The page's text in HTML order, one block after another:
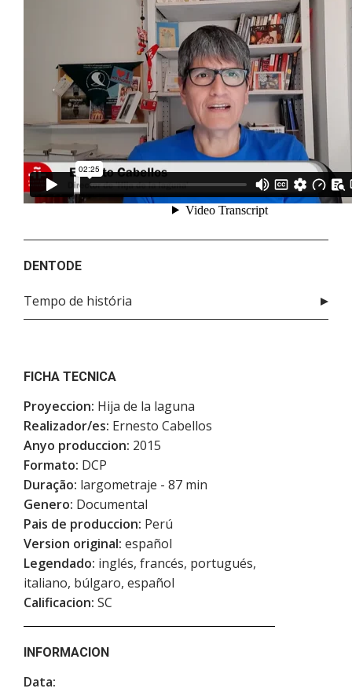
DENTODE
Tempo de história
FICHA TECNICA
Proyeccion: Hija de la laguna
Realizador/es: Ernesto Cabellos
Anyo produccion: 2015
Formato: DCP
Duração: largometraje - 87 min
Genero: Documental
Pais de produccion: Perú
Version original: español
Legendado: inglés, francés, portugués,
italiano, búlgaro, español
Calificacion: SC
INFORMACION
Data: